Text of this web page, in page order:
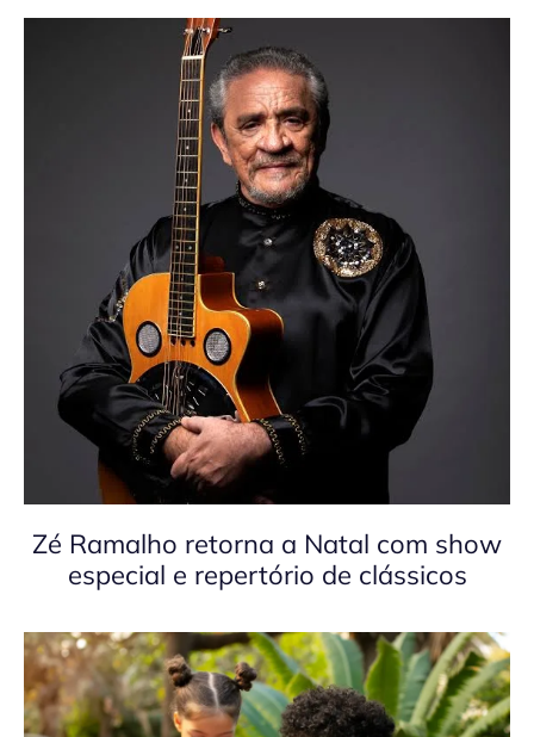
Zé Ramalho retorna a Natal com show
especial e repertório de clássicos